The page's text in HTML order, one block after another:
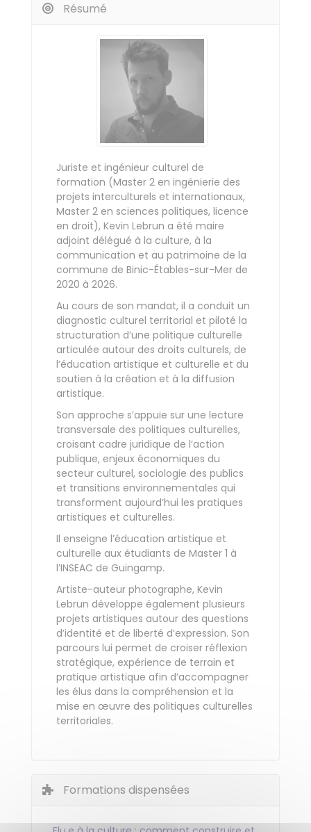
Résumé
Juriste et ingénieur culturel de
formation (Master 2 en ingénierie des
projets interculturels et internationaux,
Master 2 en sciences politiques, licence
en droit), Kevin Lebrun a été maire
adjoint délégué à la culture, à la
communication et au patrimoine de la
commune de Binic-Étables-sur-Mer de
2020 à 2026.
Au cours de son mandat, il a conduit un
diagnostic culturel territorial et piloté la
structuration d’une politique culturelle
articulée autour des droits culturels, de
l’éducation artistique et culturelle et du
soutien à la création et à la diffusion
artistique.
Son approche s’appuie sur une lecture
transversale des politiques culturelles,
croisant cadre juridique de l’action
publique, enjeux économiques du
secteur culturel, sociologie des publics
et transitions environnementales qui
transforment aujourd’hui les pratiques
artistiques et culturelles.
Il enseigne l’éducation artistique et
culturelle aux étudiants de Master 1 à
l’INSEAC de Guingamp.
Artiste-auteur photographe, Kevin
Lebrun développe également plusieurs
projets artistiques autour des questions
d’identité et de liberté d’expression. Son
parcours lui permet de croiser réflexion
stratégique, expérience de terrain et
pratique artistique afin d’accompagner
les élus dans la compréhension et la
mise en œuvre des politiques culturelles
territoriales.
Formations dispensées